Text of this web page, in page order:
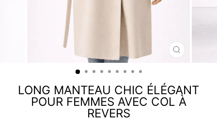
FERMER
(ESC)
LONG MANTEAU CHIC ÉLÉGANT
POUR FEMMES AVEC COL À
REVERS